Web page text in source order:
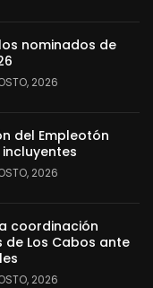
nominados de
2026
del Empleotón
2026
coordinación
Los Cabos ante
2026